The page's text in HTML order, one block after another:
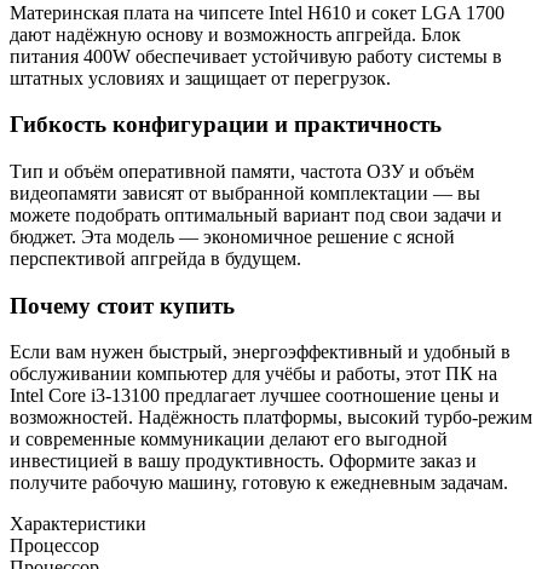
Материнская плата на чипсете Intel H610 и сокет LGA 1700
дают надёжную основу и возможность апгрейда. Блок
питания 400W обеспечивает устойчивую работу системы в
штатных условиях и защищает от перегрузок.
Гибкость конфигурации и практичность
Тип и объём оперативной памяти, частота ОЗУ и объём
видеопамяти зависят от выбранной комплектации — вы
можете подобрать оптимальный вариант под свои задачи и
бюджет. Эта модель — экономичное решение с ясной
перспективой апгрейда в будущем.
Почему стоит купить
Если вам нужен быстрый, энергоэффективный и удобный в
обслуживании компьютер для учёбы и работы, этот ПК на
Intel Core i3-13100 предлагает лучшее соотношение цены и
возможностей. Надёжность платформы, высокий турбо-режим
и современные коммуникации делают его выгодной
инвестицией в вашу продуктивность. Оформите заказ и
получите рабочую машину, готовую к ежедневным задачам.
Характеристики
Процессор